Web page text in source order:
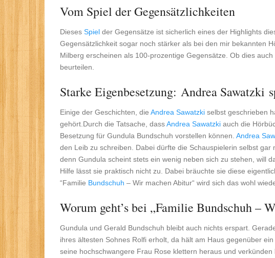
Vom Spiel der Gegensätzlichkeiten
Dieses Spiel der Gegensätze ist sicherlich eines der Highlights
Gegensätzlichkeit sogar noch stärker als bei den mir bekannten
Milberg erscheinen als 100-prozentige Gegensätze. Ob dies
beurteilen.
Starke Eigenbesetzung: Andrea Sawatzki
Einige der Geschichten, die Andrea Sawatzki selbst geschrieben
gehört.Durch die Tatsache, dassAndrea Sawatzki auch die
Besetzung für Gundula Bundschuh vorstellen können. Andrea
den Leib zu schreiben. Dabei dürfte die Schauspielerin selbst gar
denn Gundula scheint stets ein wenig neben sich zu stehen, will
Hilfe lässt sie praktisch nicht zu. Dabei bräuchte sie diese
“Familie Bundschuh – Wir machen Abitur“ wird sich das wohl
Worum geht’s bei „Familie Bundschuh –
Gundula und Gerald Bundschuh bleibt auch nichts erspart.
ihres ältesten Sohnes Rolfi erholt, da hält am Haus gegenüber
seine hochschwangere Frau Rose klettern heraus und